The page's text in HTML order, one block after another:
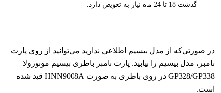
گذشت 18 تا 24 ماه نیاز به تعویض دارد.
در صورتی‌که از مدل بیسیم اطلاعی ندارید می‌توانید از روی پارت
نامبر، مدل بیسیم را بیابید. پارت نامبر باطری بیسیم موتورولا
GP328/GP338 در روی باطری به صورت HNN9008A قید شده
است.